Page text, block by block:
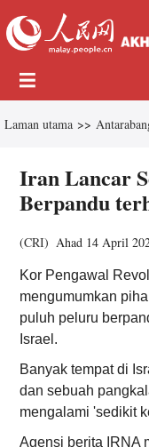
Laman utama >>
Iran Lancar
Berpandu
(CRI) Ahad 14 April
Kor Pengawal
mengumumkan
puluh peluru
Israel.
Banyak tempat di
dan sebuah
mengalami 'sedikit
Agensi berita IRNA